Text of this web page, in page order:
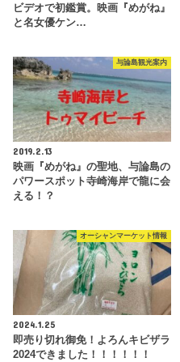
ビデオで初鑑賞。映画『めがね』
と名女優ケン…
与論島観光案内
2019.2.13
映画『めがね』の聖地、与論島の
パワースポット寺崎海岸で龍に会
える！？
オーシャンマーケット情報
2024.1.25
即売り切れ御免！よろんキビザラ
2024できました！！！！！！